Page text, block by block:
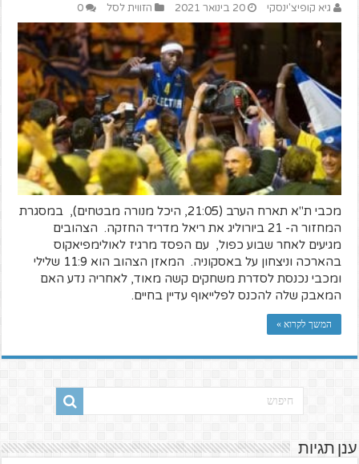
גיא קופיצ'ינסקי 20 בינואר 2021 הזווית לסל 0
מכבי ת"א תארח הערב (21:05, היכל מנורה מבטחים), במסגרת
המחזור ה- 21 ביורוליג את ריאל מדריד החזקה. הצהובים
מגיעים לאחר שבוע כפול, עם הפסד מרגיז לאולימפיאקוס
בהארכה וניצחון על באסקוניה. המאזן הצהוב הוא 11:9 שלילי
ומכבי נכנסת לסדרת משחקים קשה מאוד, לאחריה נדע האם
המאבק שלה להכנס לפלייאוף עדיין בחיים.
המשך לקרוא »
ענן תגיות